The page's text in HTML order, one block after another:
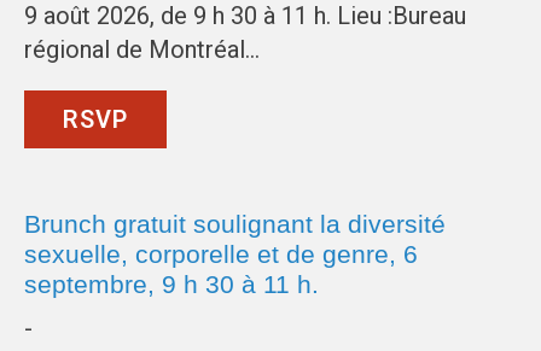
9 août 2026, de 9 h 30 à 11 h. Lieu :Bureau
régional de Montréal…
RSVP
Brunch gratuit soulignant la diversité
sexuelle, corporelle et de genre, 6
septembre, 9 h 30 à 11 h.
-